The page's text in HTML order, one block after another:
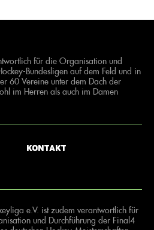
für die Organisation und
Bundesligen auf dem Feld und in
60 Vereine unter dem Dach der
im Herren als auch im Damen
Kontakt
e.V. ist zudem verantwortlich für
und Durchführung der Final4